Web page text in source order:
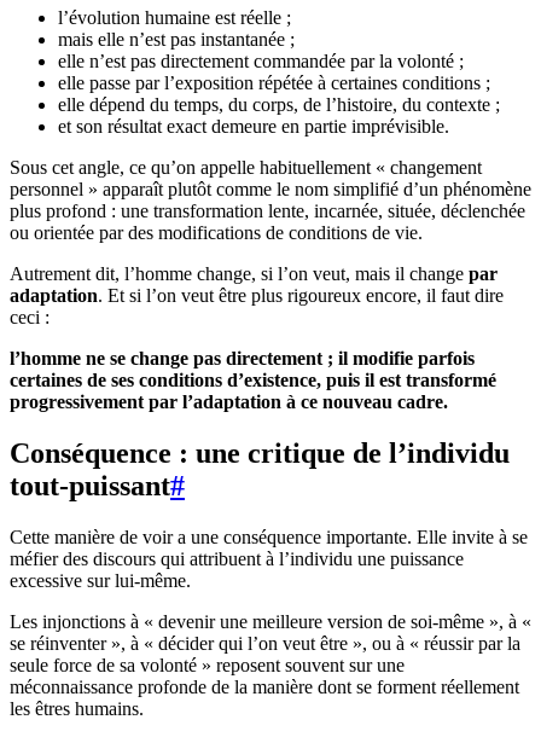
l’évolution humaine est réelle ;
mais elle n’est pas instantanée ;
elle n’est pas directement commandée par la volonté ;
elle passe par l’exposition répétée à certaines conditions ;
elle dépend du temps, du corps, de l’histoire, du contexte ;
et son résultat exact demeure en partie imprévisible.
Sous cet angle, ce qu’on appelle habituellement « changement
personnel » apparaît plutôt comme le nom simplifié d’un phénomène
plus profond : une transformation lente, incarnée, située, déclenchée
ou orientée par des modifications de conditions de vie.
Autrement dit, l’homme change, si l’on veut, mais il change par
adaptation. Et si l’on veut être plus rigoureux encore, il faut dire
ceci :
l’homme ne se change pas directement ; il modifie parfois
certaines de ses conditions d’existence, puis il est transformé
progressivement par l’adaptation à ce nouveau cadre.
Conséquence : une critique de l’individu
tout-puissant#
Cette manière de voir a une conséquence importante. Elle invite à se
méfier des discours qui attribuent à l’individu une puissance
excessive sur lui-même.
Les injonctions à « devenir une meilleure version de soi-même », à «
se réinventer », à « décider qui l’on veut être », ou à « réussir par la
seule force de sa volonté » reposent souvent sur une
méconnaissance profonde de la manière dont se forment réellement
les êtres humains.